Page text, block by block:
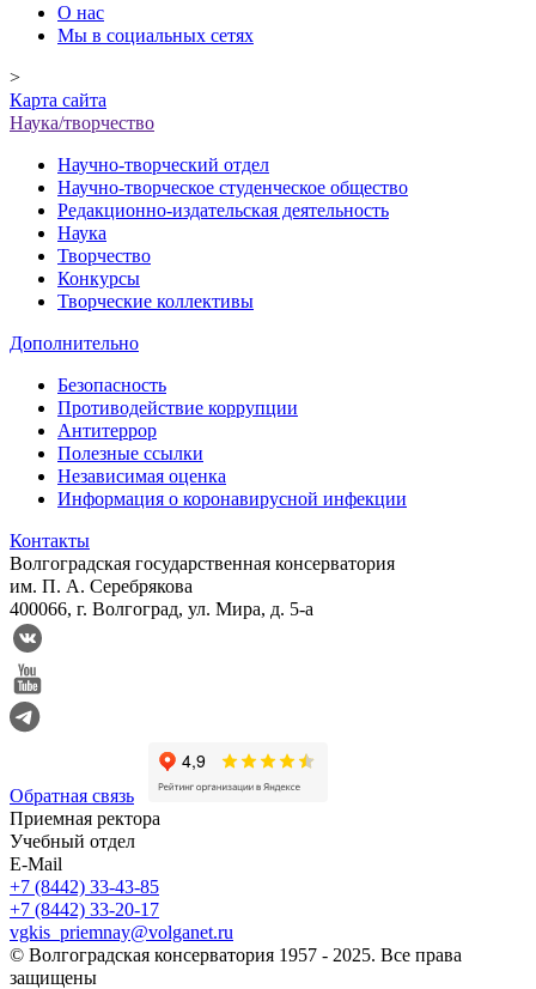
О нас
Мы в социальных сетях
>
Карта сайта
Наука/творчество
Научно-творческий отдел
Научно-творческое студенческое общество
Редакционно-издательская деятельность
Наука
Творчество
Конкурсы
Творческие коллективы
Дополнительно
Безопасность
Противодействие коррупции
Антитеррор
Полезные ссылки
Независимая оценка
Информация о коронавирусной инфекции
Контакты
Волгоградская государственная консерватория
им. П. А. Серебрякова
400066, г. Волгоград, ул. Мира, д. 5-а
Обратная связь
Приемная ректора
Учебный отдел
E-Mail
+7 (8442) 33-43-85
+7 (8442) 33-20-17
vgkis_priemnay@volganet.ru
© Волгоградская консерватория 1957 - 2025. Все права
защищены